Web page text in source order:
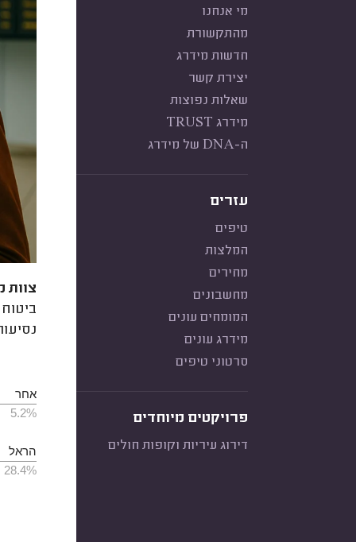
מי אנחנו
מהתקשורת
חדשות מידרג
יצירת קשר
שאלות נפוצות
מידרג TRUST
ה-DNA של מידרג
עזרים
טיפים
המלצות
מחירים
מחשבונים
המומחים עונים
מידרג עונים
סרטוני טיפים
פרויקטים מיוחדים
דירוג עיריות וקופות חולים
צוות
אחר
5.2%
הראל
28.4%